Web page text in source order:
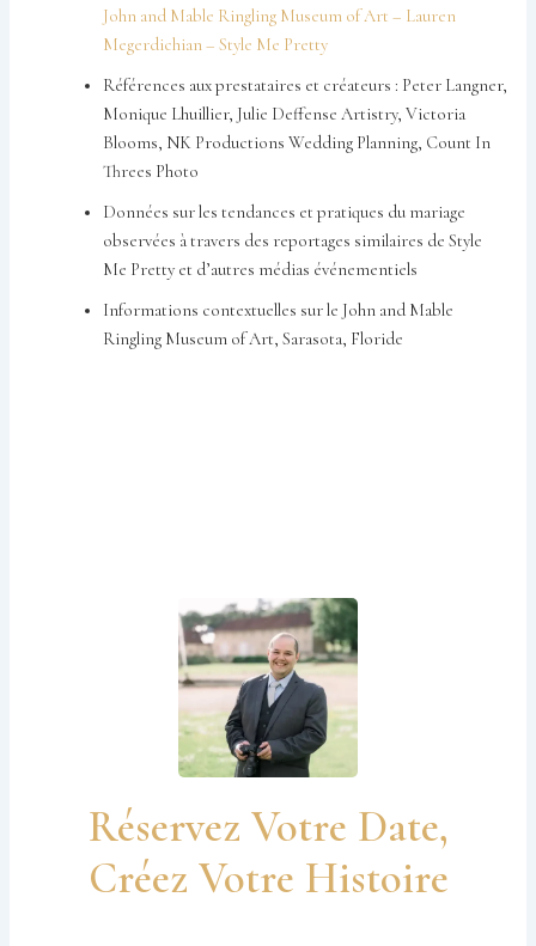
John and Mable Ringling Museum of Art – Lauren
Megerdichian – Style Me Pretty
Références aux prestataires et créateurs : Peter Langner,
Monique Lhuillier, Julie Deffense Artistry, Victoria
Blooms, NK Productions Wedding Planning, Count In
Threes Photo
Données sur les tendances et pratiques du mariage
observées à travers des reportages similaires de Style
Me Pretty et d’autres médias événementiels
Informations contextuelles sur le John and Mable
Ringling Museum of Art, Sarasota, Floride
Réservez Votre Date,
Créez Votre Histoire